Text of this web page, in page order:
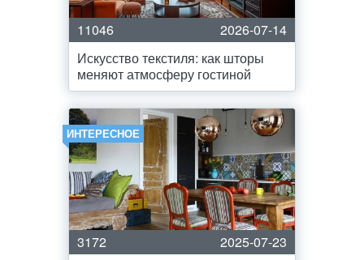
11046
2026-07-14
Искусство текстиля: как шторы
меняют атмосферу гостиной
ИНТЕРЕСНОЕ
3172
2025-07-23